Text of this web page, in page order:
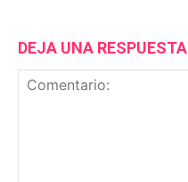
DEJA UNA RESPUESTA